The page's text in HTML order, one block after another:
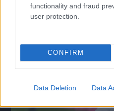
functionality and fraud
user protection.
CONFIRM
Data Deletion Data